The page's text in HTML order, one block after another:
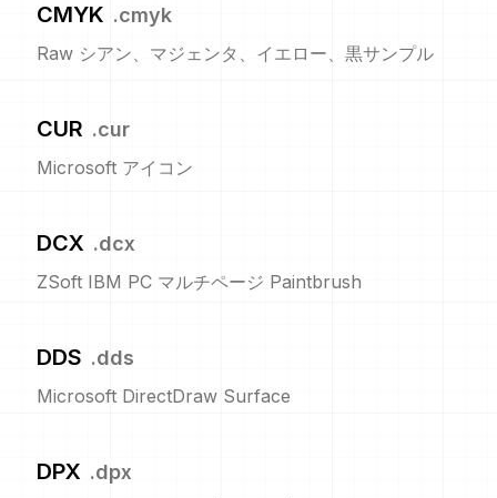
CMYK .cmyk
Raw シアン、マジェンタ、イエロー、黒サンプル
CUR .cur
Microsoft アイコン
DCX .dcx
ZSoft IBM PC マルチページ Paintbrush
DDS .dds
Microsoft DirectDraw Surface
DPX .dpx